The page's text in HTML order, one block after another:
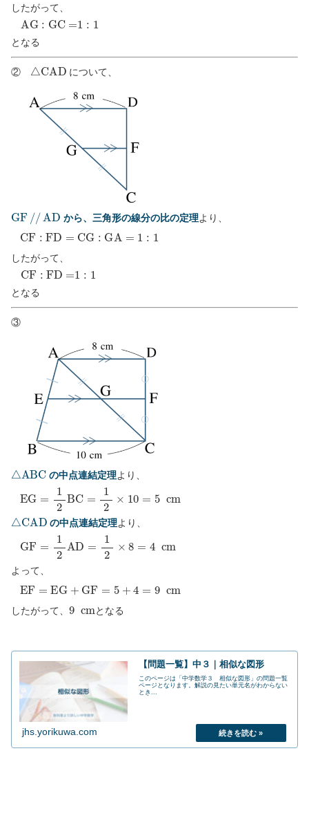
したがって、
A G GC= 1
となる
② △ C A D について、
GF /A D から、三角形の線分の比の定理より、
CF FD= G:GA =1 1
したがって、
CF FD= 1
となる
③
△ ABC の中点連結定理より、
EG B C=1 10 c
△ C AD の中点連結定理より、
GF A D =1 = cm
よって、
EF G+G =5+ =9 m
したがって、 9 mとなる
【問題一覧】中３｜相似な図形
このページは「中学数学３ 相似な図形」の問題一覧
ページとなります。解説の見たい単元名がわからない
とき...
jhs.yorikuwa.com